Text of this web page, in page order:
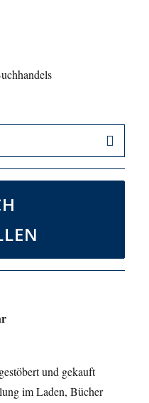
und gekauft
im Laden, Bücher